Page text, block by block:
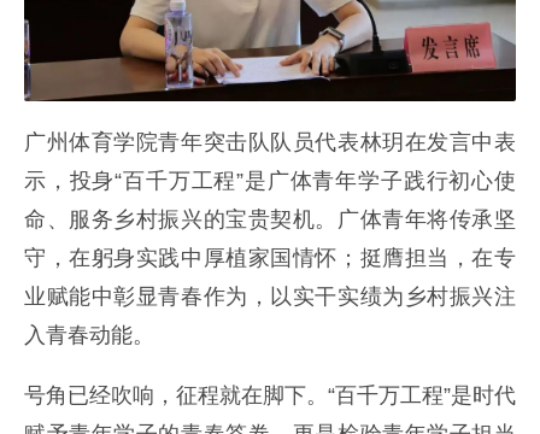
广州体育学院青年突击队队员代表林玥在发言中表
示，投身“百千万工程”是广体青年学子践行初心使
命、服务乡村振兴的宝贵契机。广体青年将传承坚
守，在躬身实践中厚植家国情怀；挺膺担当，在专
业赋能中彰显青春作为，以实干实绩为乡村振兴注
入青春动能。
号角已经吹响，征程就在脚下。“百千万工程”是时代